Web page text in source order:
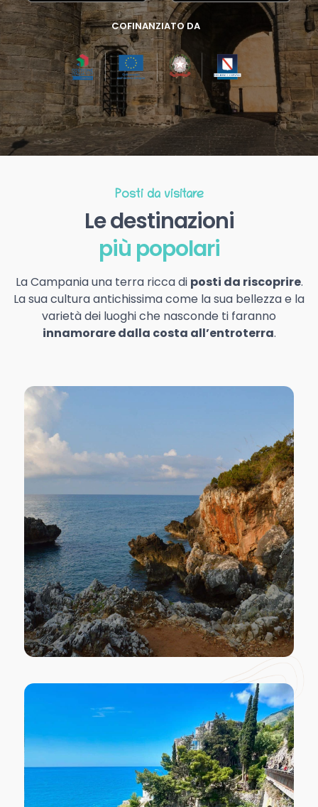
COFINANZIATO DA
Posti da visitare
Le destinazioni
più popolari
La Campania una terra ricca di posti da riscoprire.
La sua cultura antichissima come la sua bellezza e la
varietà dei luoghi che nasconde ti faranno
innamorare dalla costa all’entroterra.